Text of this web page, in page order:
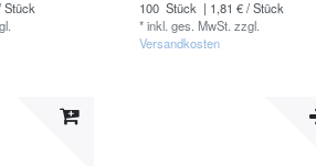
Stück
100 Stück | 1,81 € / Stück
*inkl. ges. MwSt. zzgl.
Versandkosten